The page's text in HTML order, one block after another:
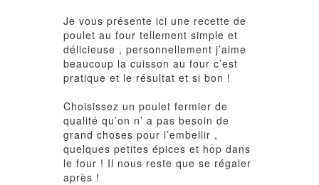
Je vous présente ici une recette de
poulet au four tellement simple et
délicieuse , personnellement j’aime
beaucoup la cuisson au four c’est
pratique et le résultat et si bon !
Choisissez un poulet fermier de
qualité qu’on n’ a pas besoin de
grand choses pour l’embellir ,
quelques petites épices et hop dans
le four ! Il nous reste que se régaler
après !